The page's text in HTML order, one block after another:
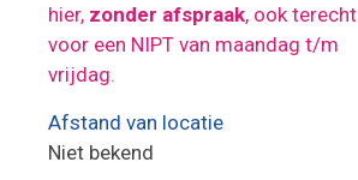
hier, zonder afspraak, ook terecht
voor een NIPT van maandag t/m
vrijdag.
Afstand van locatie
Niet bekend